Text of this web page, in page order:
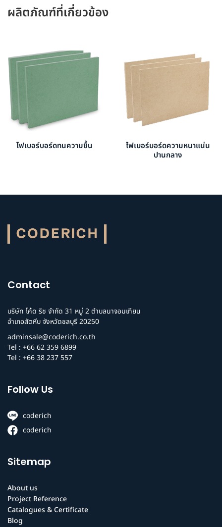
ผลิตภัณฑ์ที่เกี่ยวข้อง
ไฟเบอร์บอร์ดทนความชื้น
ไฟเบอร์บอร์ดความหนาแน่น
ปานกลาง
Contact
บริษัท โค้ด ริช จำกัด 31 หมู่ 2 ตำบลนาจอมเทียน
อำเภอสัตหีบ จังหวัดชลบุรี 20250
adminsale@coderich.co.th
Tel : +66 62 359 6899
Tel : +66 38 237 557
Follow Us
coderich
coderich
Sitemap
About us
Project Reference
Catalogues & Certificate
Blog